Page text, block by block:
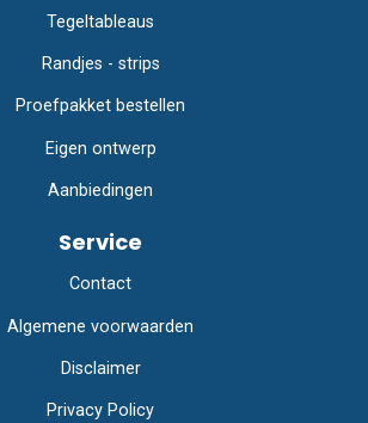
Tegeltableaus
Randjes - strips
Proefpakket bestellen
Eigen ontwerp
Aanbiedingen
Service
Contact
Algemene voorwaarden
Disclaimer
Privacy Policy